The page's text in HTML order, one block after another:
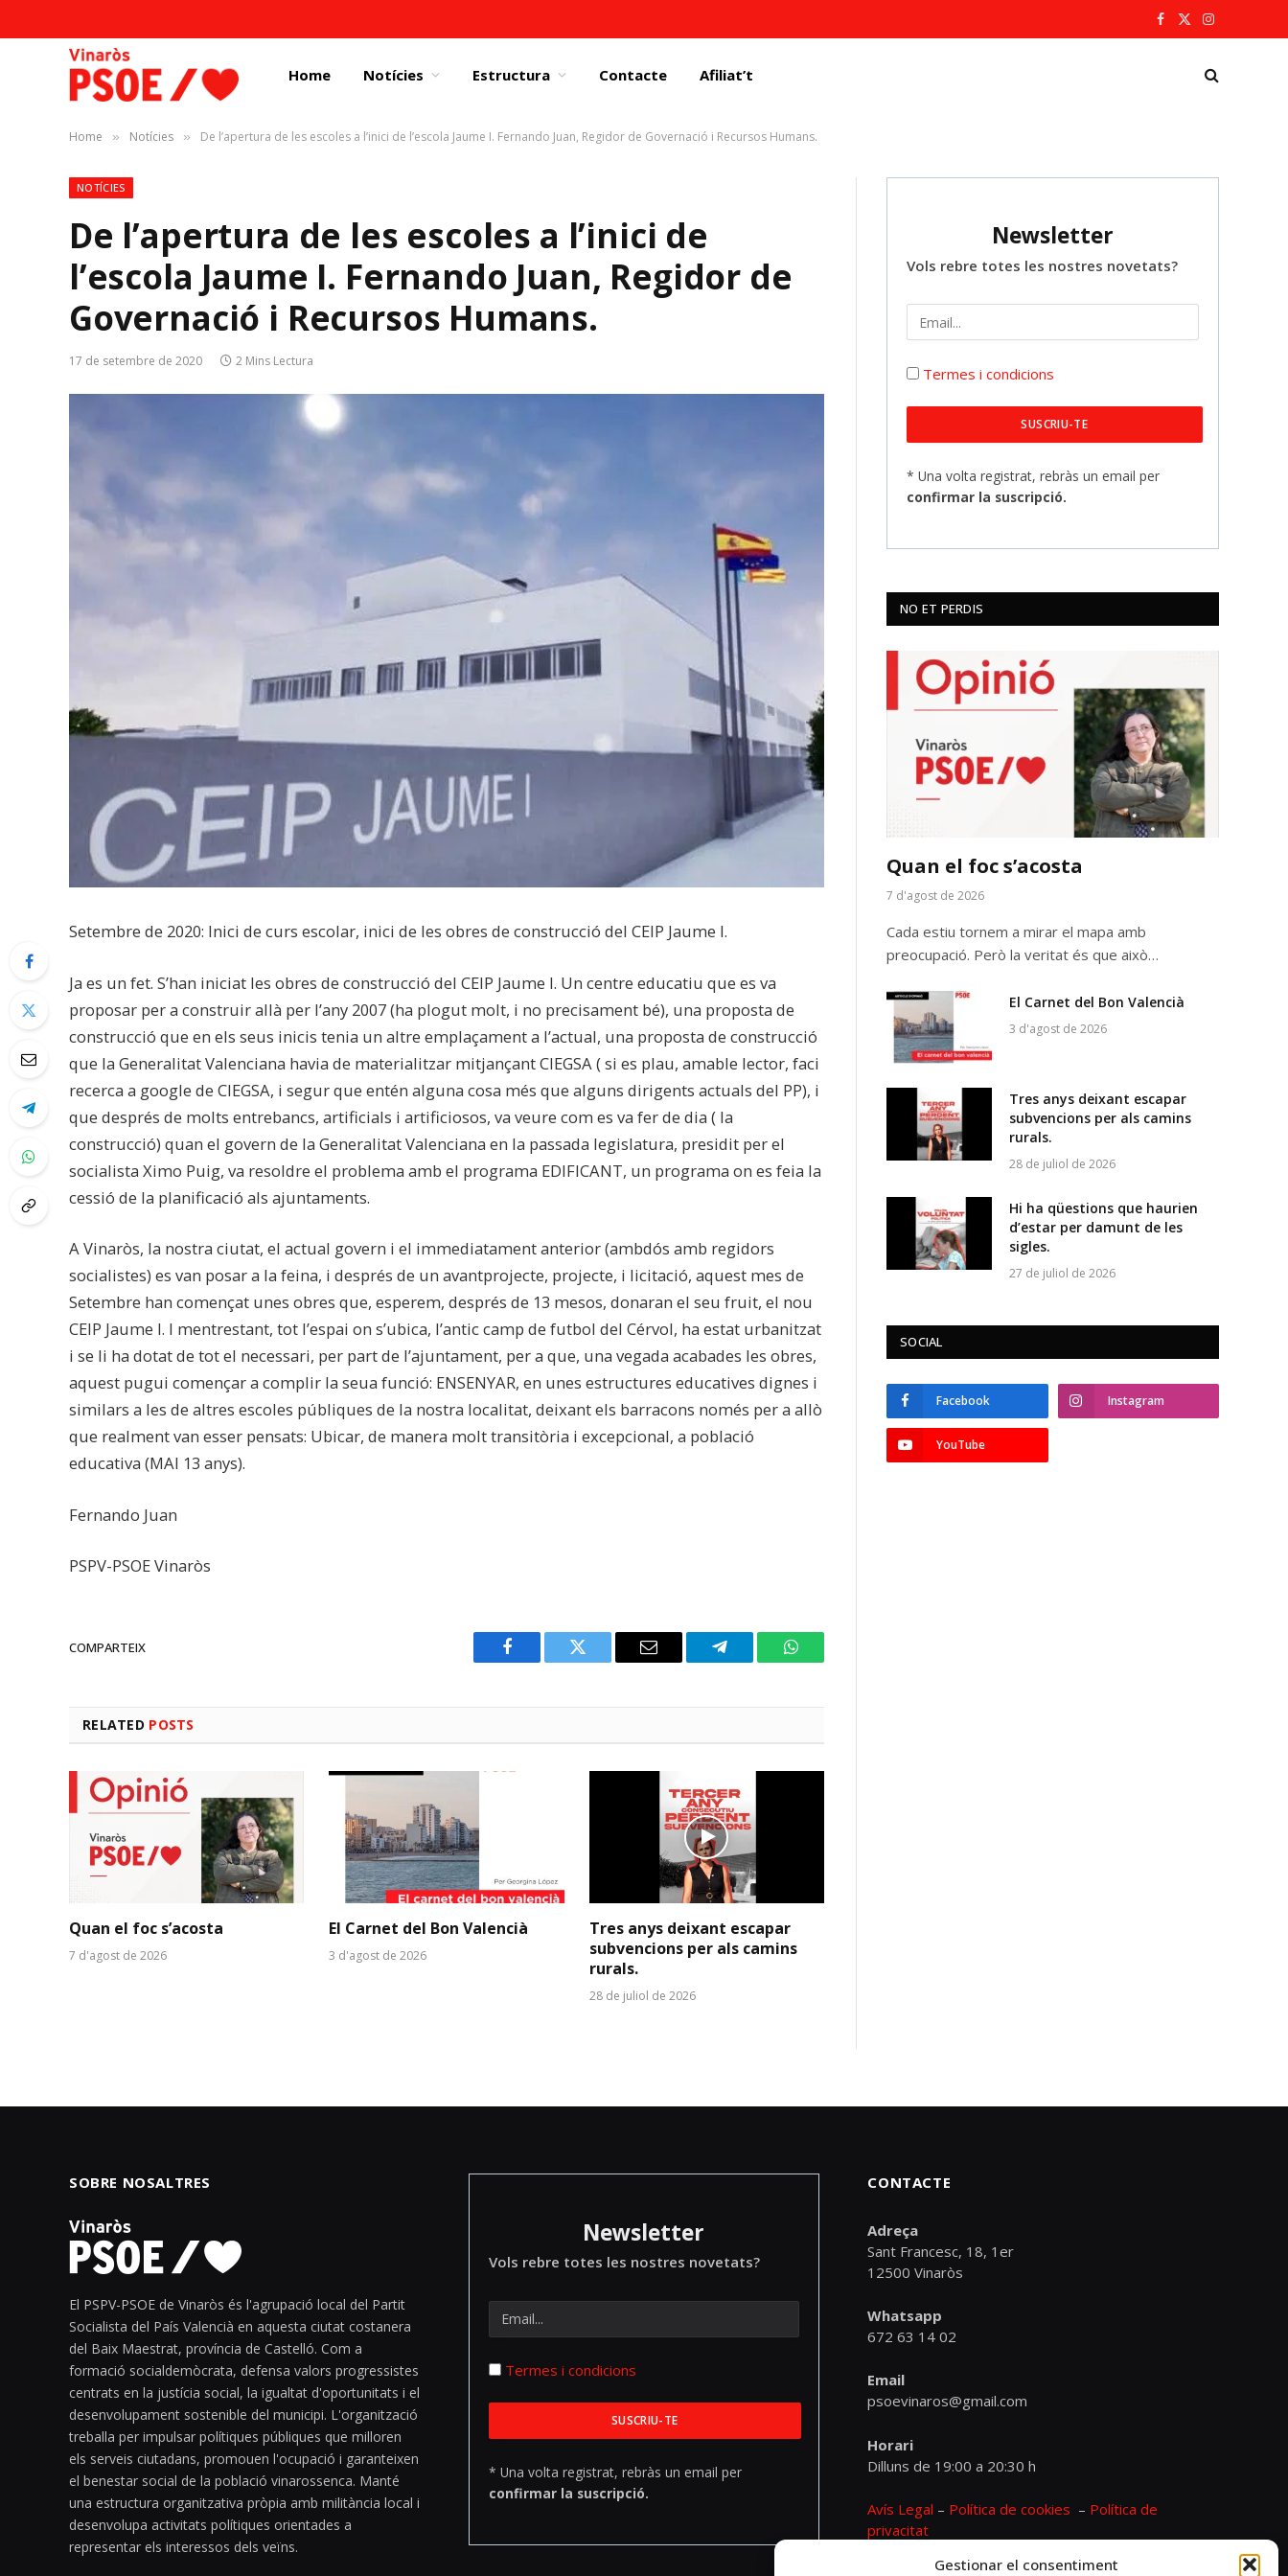
Gestionar el consentiment
Facebook
X
Instagram
Home Notícies Estructura Contacte Afiliat’t
Home » Notícies » De l’apertura de les escoles a l’inici de l’escola Jaume I. Fernando Juan, Regidor de Governació i Recursos Humans.
NOTÍCIES
De l’apertura de les escoles a l’inici de
l’escola Jaume I. Fernando Juan, Regidor de
Governació i Recursos Humans.
17 de setembre de 2020 2 Mins Lectura
Setembre de 2020: Inici de curs escolar, inici de les obres de construcció del CEIP Jaume I.
Ja es un fet. S’han iniciat les obres de construcció del CEIP Jaume I. Un centre educatiu que es va
proposar per a construir allà per l’any 2007 (ha plogut molt, i no precisament bé), una proposta de
construcció que en els seus inicis tenia un altre emplaçament a l’actual, una proposta de construcció
que la Generalitat Valenciana havia de materialitzar mitjançant CIEGSA ( si es plau, amable lector, faci
recerca a google de CIEGSA, i segur que entén alguna cosa més que alguns dirigents actuals del PP), i
que després de molts entrebancs, artificials i artificiosos, va veure com es va fer de dia ( la
construcció) quan el govern de la Generalitat Valenciana en la passada legislatura, presidit per el
socialista Ximo Puig, va resoldre el problema amb el programa EDIFICANT, un programa on es feia la
cessió de la planificació als ajuntaments.
A Vinaròs, la nostra ciutat, el actual govern i el immediatament anterior (ambdós amb regidors
socialistes) es van posar a la feina, i després de un avantprojecte, projecte, i licitació, aquest mes de
Setembre han començat unes obres que, esperem, després de 13 mesos, donaran el seu fruit, el nou
CEIP Jaume I. I mentrestant, tot l’espai on s’ubica, l’antic camp de futbol del Cérvol, ha estat urbanitzat
i se li ha dotat de tot el necessari, per part de l’ajuntament, per a que, una vegada acabades les obres,
aquest pugui començar a complir la seua funció: ENSENYAR, en unes estructures educatives dignes i
similars a les de altres escoles públiques de la nostra localitat, deixant els barracons només per a allò
que realment van esser pensats: Ubicar, de manera molt transitòria i excepcional, a població
educativa (MAI 13 anys).
Fernando Juan
PSPV-PSOE Vinaròs
COMPARTEIX
Facebook Twitter Email Telegram WhatsApp
RELATED POSTS
Quan el foc s’acosta
7 d'agost de 2026
El Carnet del Bon Valencià
3 d'agost de 2026
Tres anys deixant escapar
subvencions per als camins
rurals.
28 de juliol de 2026
Newsletter
Vols rebre totes les nostres novetats?
Termes i condicions
* Una volta registrat, rebràs un email per
confirmar la suscripció.
NO ET PERDIS
Quan el foc s’acosta
7 d'agost de 2026
Cada estiu tornem a mirar el mapa amb
preocupació. Però la veritat és que això…
El Carnet del Bon Valencià
3 d'agost de 2026
Tres anys deixant escapar
subvencions per als camins
rurals.
28 de juliol de 2026
Hi ha qüestions que haurien
d’estar per damunt de les
sigles.
27 de juliol de 2026
SOCIAL
Facebook Instagram
YouTube
SOBRE NOSALTRES
El PSPV-PSOE de Vinaròs és l'agrupació local del Partit
Socialista del País Valencià en aquesta ciutat costanera
del Baix Maestrat, província de Castelló. Com a
formació socialdemòcrata, defensa valors progressistes
centrats en la justícia social, la igualtat d'oportunitats i el
desenvolupament sostenible del municipi. L'organització
treballa per impulsar polítiques públiques que milloren
els serveis ciutadans, promouen l'ocupació i garanteixen
el benestar social de la població vinarossenca. Manté
una estructura organitzativa pròpia amb militància local i
desenvolupa activitats polítiques orientades a
representar els interessos dels veïns.
Newsletter
Vols rebre totes les nostres novetats?
Termes i condicions
* Una volta registrat, rebràs un email per
confirmar la suscripció.
CONTACTE
Adreça
Sant Francesc, 18, 1er
12500 Vinaròs
Whatsapp
672 63 14 02
Email
psoevinaros@gmail.com
Horari
Dilluns de 19:00 a 20:30 h
Avís Legal – Política de cookies – Política de
privacitat